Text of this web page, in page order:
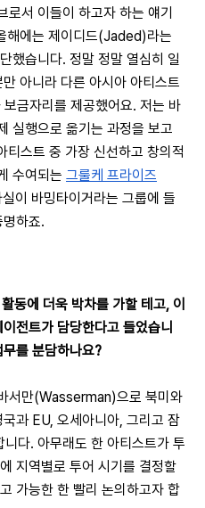
서 이들이 하고자 하는 얘기
해에는 제이디드(Jaded)라는
했습니다. 정말 정말 열심히 일
아니라 다른 아시아 아티스트
금자리를 제공했어요. 저는 바
실행으로 옮기는 과정을 보고
스트 중 가장 신선하고 창의적
수여되는 그룰케 프라이즈
이 바밍타이거라는 그룹에 들
하죠.
동에 더욱 박차를 가할 테고, 이
전트가 담당한다고 들었습니
를 분담하나요?
서만(Wasserman)으로 북미와
과 EU, 오세아니아, 그리고 잠
다. 아무래도 한 아티스트가 투
지역별로 투어 시기를 결정할
가능한 한 빨리 논의하고자 합